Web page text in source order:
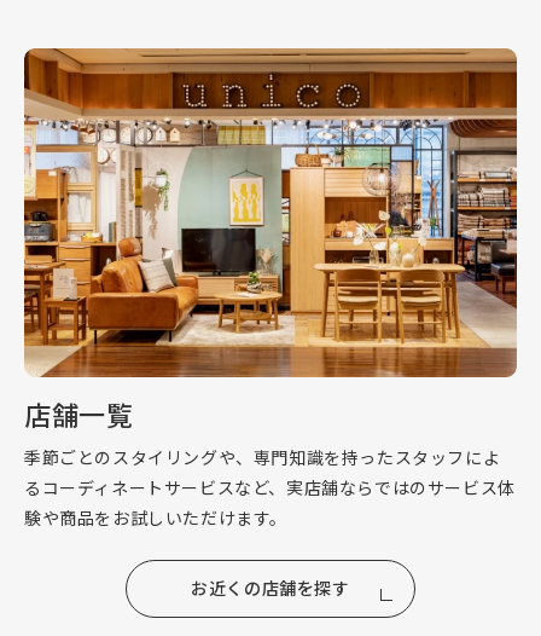
店舗一覧
季節ごとのスタイリングや、専門知識を持ったスタッフによ
るコーディネートサービスなど、実店舗ならではのサービス体
験や商品をお試しいただけます。
お近くの店舗を探す